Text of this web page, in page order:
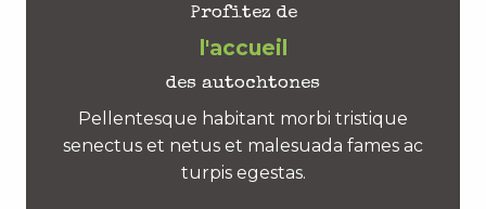
Profitez de
l'accueil
des autochtones
Pellentesque habitant morbi tristique
senectus et netus et malesuada fames ac
turpis egestas.